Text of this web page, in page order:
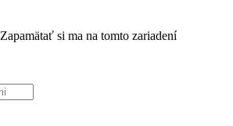
Zapamätať si ma na tomto zariadení